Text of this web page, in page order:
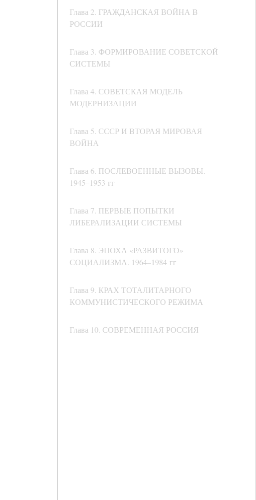
Глава 2. ГРАЖДАНСКАЯ ВОЙНА В
РОССИИ
Глава 3. ФОРМИРОВАНИЕ СОВЕТСКОЙ
СИСТЕМЫ
Глава 4. СОВЕТСКАЯ МОДЕЛЬ
МОДЕРНИЗАЦИИ
Глава 5. СССР И ВТОРАЯ МИРОВАЯ
ВОЙНА
Глава 6. ПОСЛЕВОЕННЫЕ ВЫЗОВЫ.
1945–1953 гг
Глава 7. ПЕРВЫЕ ПОПЫТКИ
ЛИБЕРАЛИЗАЦИИ СИСТЕМЫ
Глава 8. ЭПОХА «РАЗВИТОГО»
СОЦИАЛИЗМА. 1964–1984 гг
Глава 9. КРАХ ТОТАЛИТАРНОГО
КОММУНИСТИЧЕСКОГО РЕЖИМА
Глава 10. СОВРЕМЕННАЯ РОССИЯ